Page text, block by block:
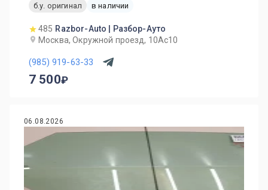
б.у. оригинал
в наличии
485 Razbor-Auto | Разбор-Ауто
Москва, Окружной проезд, 10Ас10
(985) 919-63-33
7 500
06.08.2026